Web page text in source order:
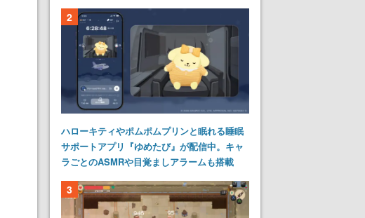
2
ハローキティやポムポムプリンと眠れる睡眠
サポートアプリ『ゆめたび』が配信中。キャ
ラごとのASMRや目覚ましアラームも搭載
3